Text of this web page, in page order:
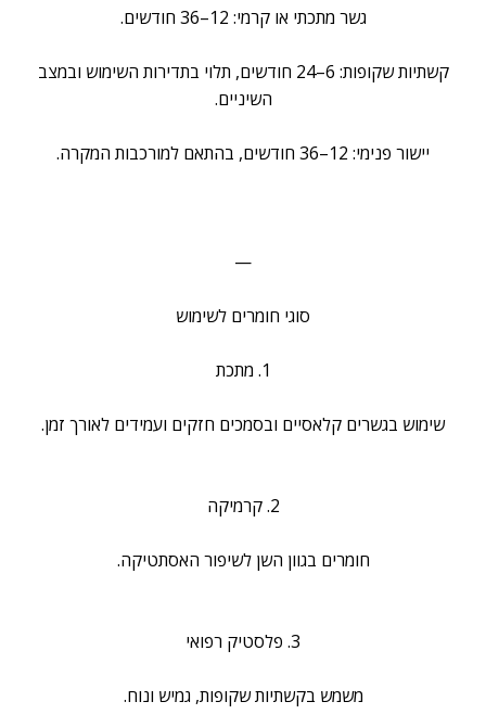
גשר מתכתי או קרמי: 12–36 חודשים.
קשתיות שקופות: 6–24 חודשים, תלוי בתדירות השימוש ובמצב
השיניים.
יישור פנימי: 12–36 חודשים, בהתאם למורכבות המקרה.
—
סוגי חומרים לשימוש
1. מתכת
שימוש בגשרים קלאסיים ובסמכים חזקים ועמידים לאורך זמן.
2. קרמיקה
חומרים בגוון השן לשיפור האסתטיקה.
3. פלסטיק רפואי
משמש בקשתיות שקופות, גמיש ונוח.